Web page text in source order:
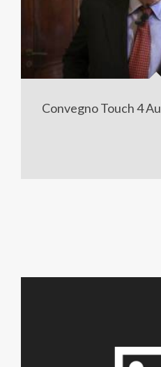
Convegno Touch 4